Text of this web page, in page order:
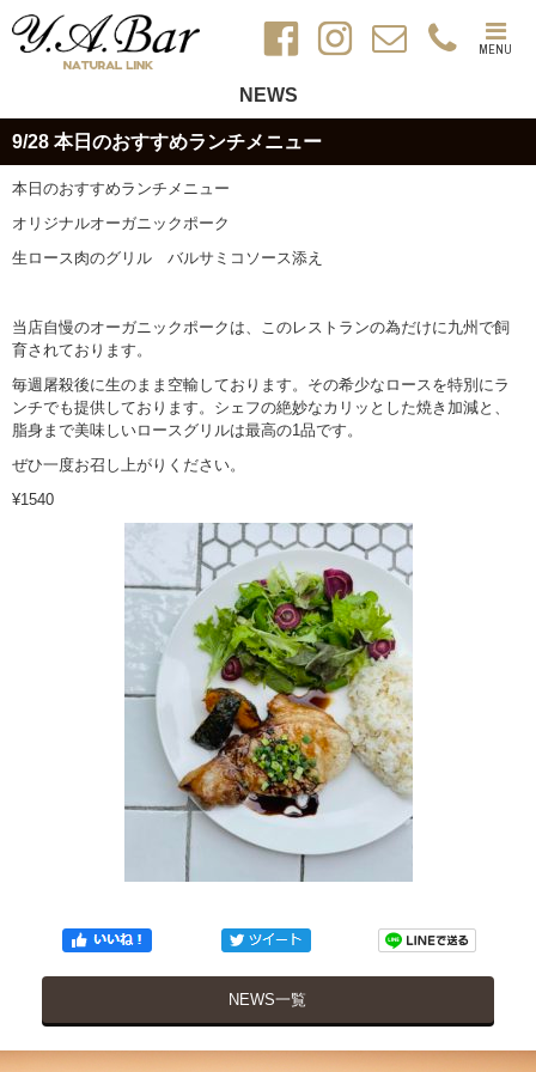
MENU
NEWS
9/28 本日のおすすめランチメニュー
本日のおすすめランチメニュー
オリジナルオーガニックポーク
生ロース肉のグリル バルサミコソース添え
当店自慢のオーガニックポークは、このレストランの為だけに九州で飼
育されております。
毎週屠殺後に生のまま空輸しております。その希少なロースを特別にラ
ンチでも提供しております。シェフの絶妙なカリッとした焼き加減と、
脂身まで美味しいロースグリルは最高の1品です。
ぜひ一度お召し上がりください。
¥1540
NEWS一覧